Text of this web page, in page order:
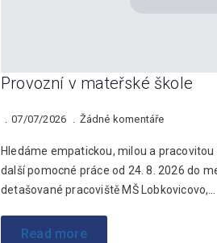
Provozní v mateřské škole
07/07/2026 Žádné komentáře
Hledáme empatickou, milou a
další pomocné práce od 24. 8. 2026 do
detašované pracoviště MŠ Lobkovicovo,…
Read more